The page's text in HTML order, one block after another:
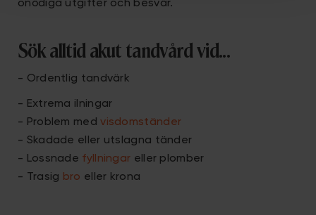
onödiga utgifter och besvär.
Sök alltid akut tandvård vid...
- Ordentlig tandvärk
- Extrema ilningar
- Problem medvisdomständer
- Skadade eller utslagna tänder
- Lossnade fyllningar eller plomber
- Trasig bro eller krona